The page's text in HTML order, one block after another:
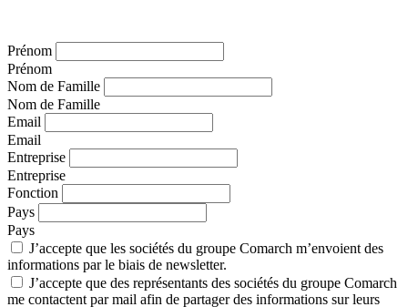
Prénom
Prénom
Nom de Famille
Nom de Famille
Email
Email
Entreprise
Entreprise
Fonction
Pays
Pays
J’accepte que les sociétés du groupe Comarch m’envoient des
informations par le biais de newsletter.
J’accepte que des représentants des sociétés du groupe Comarch
me contactent par mail afin de partager des informations sur leurs